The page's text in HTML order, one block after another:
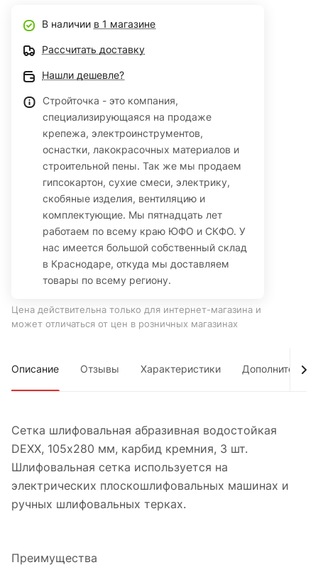
В наличии в 1 магазине
Рассчитать доставку
Нашли дешевле?
Стройточка - это компания,
специализирующаяся на продаже
крепежа, электроинструментов,
оснастки, лакокрасочных материалов и
строительной пены. Так же мы продаем
гипсокартон, сухие смеси, электрику,
скобяные изделия, вентиляцию и
комплектующие. Мы пятнадцать лет
работаем по всему краю ЮФО и СКФО. У
нас имеется большой собственный склад
в Краснодаре, откуда мы доставляем
товары по всему региону.
Цена действительна только для интернет-магазина и
может отличаться от цен в розничных магазинах
Описание Отзывы Характеристики Дополнительно
Сетка шлифовальная абразивная водостойкая
DEXX, 105х280 мм, карбид кремния, 3 шт.
Шлифовальная сетка используется на
электрических плоскошлифовальных машинах и
ручных шлифовальных терках.
Преимущества